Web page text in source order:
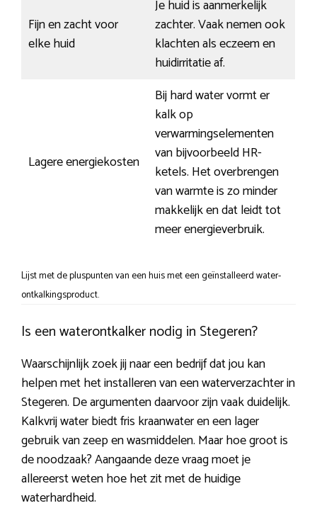
Fijn en zacht voor
elke huid
Je huid is aanmerkelijk
zachter. Vaak nemen ook
klachten als eczeem en
huidirritatie af.
Lagere energiekosten
Bij hard water vormt er
kalk op
verwarmingselementen
van bijvoorbeeld HR-
ketels. Het overbrengen
van warmte is zo minder
makkelijk en dat leidt tot
meer energieverbruik.
Lijst met de pluspunten van een huis met een geïnstalleerd water-
ontkalkingsproduct.
Is een waterontkalker nodig in Stegeren?
Waarschijnlijk zoek jij naar een bedrijf dat jou kan
helpen met het installeren van een waterverzachter in
Stegeren. De argumenten daarvoor zijn vaak duidelijk.
Kalkvrij water biedt fris kraanwater en een lager
gebruik van zeep en wasmiddelen. Maar hoe groot is
de noodzaak? Aangaande deze vraag moet je
allereerst weten hoe het zit met de huidige
waterhardheid.